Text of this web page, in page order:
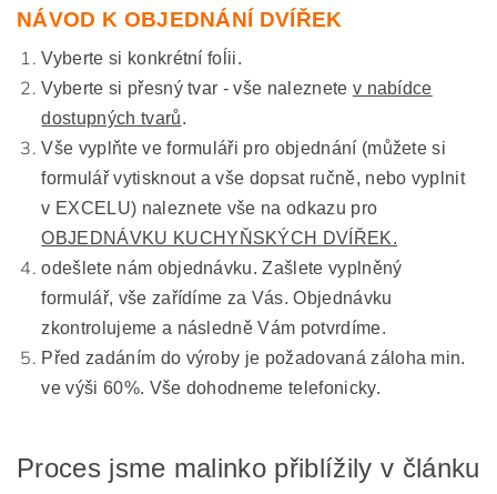
NÁVOD K OBJEDNÁNÍ DVÍŘEK
Vyberte si konkrétní foĺii.
Vyberte si přesný tvar - vše naleznete v nabídce
dostupných tvarů.
Vše vyplňte ve formuláři pro objednání (můžete si
formulář vytisknout a vše dopsat ručně, nebo vyplnit
v EXCELU) naleznete vše na odkazu pro
OBJEDNÁVKU KUCHYŇSKÝCH DVÍŘEK.
odešlete nám objednávku. Zašlete vyplněný
formulář, vše zařídíme za Vás. Objednávku
zkontrolujeme a následně Vám potvrdíme.
Před zadáním do výroby je požadovaná záloha min.
ve výši 60%. Vše dohodneme telefonicky.
Proces jsme malinko přiblížily v článku